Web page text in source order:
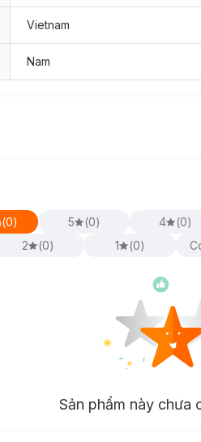
Vietnam
Nam
(0) 5 (0) 4 (0)
2
(0) 1 (0)
Sản phẩm này chưa